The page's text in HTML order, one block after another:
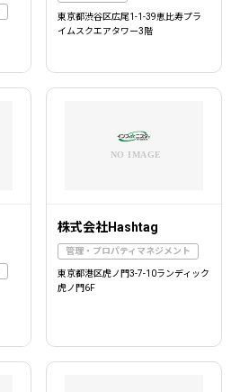
東京都渋谷区広尾1-1-39恵比寿プラ
イムスクエアタワー3階
株式会社Hashtag
管理・プロパティマネジメント
東京都港区虎ノ門3-7-10ランディック
虎ノ門6F